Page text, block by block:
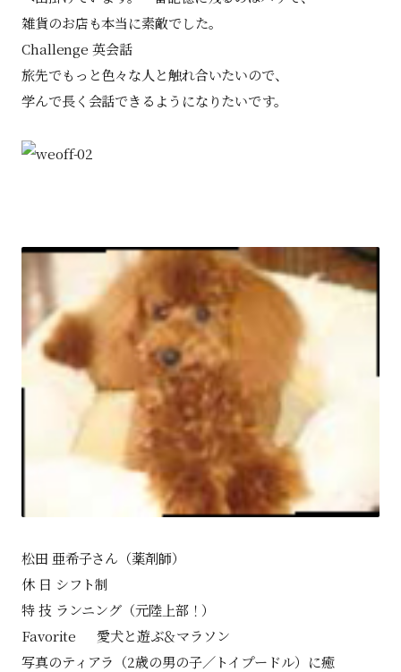
雑貨のお店も本当に素敵でした。
Challenge 英会話
旅先でもっと色々な人と触れ合いたいので、
学んで長く会話できるようになりたいです。
松田 亜希子さん（薬剤師）
休 日 シフト制
特 技 ランニング（元陸上部！）
Favorite 愛犬と遊ぶ＆マラソン
写真のティアラ（2歳の男の子／トイプードル）に癒